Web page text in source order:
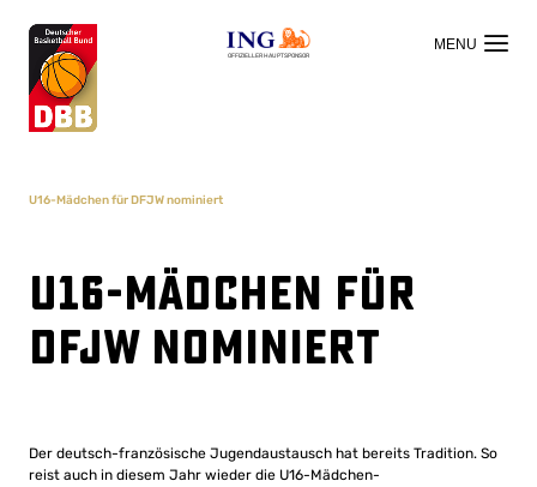
OFFIZIELLER HAUPTSPONSOR
U16-Mädchen für DFJW nominiert
U16-Mädchen für
DFJW nominiert
Der deutsch-französische Jugendaustausch hat bereits Tradition. So
reist auch in diesem Jahr wieder die U16-Mädchen-